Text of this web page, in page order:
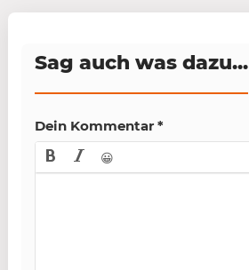
Sag auch was dazu...
Dein Kommentar *
😀